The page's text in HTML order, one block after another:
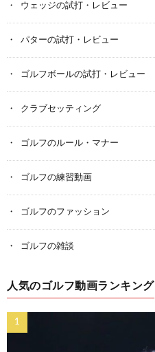
ウェッジの試打・レビュー
パターの試打・レビュー
ゴルフボールの試打・レビュー
クラブセッティング
ゴルフのルール・マナー
ゴルフの練習動画
ゴルフのファッション
ゴルフの雑談
人気のゴルフ動画ランキング